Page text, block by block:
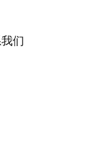
们